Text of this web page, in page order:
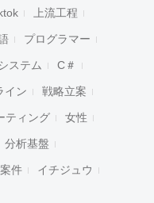
上流工程
プログラマー
ステム C＃
イン 戦略立案
ティング 女性
分析基盤
件 イチジュウ